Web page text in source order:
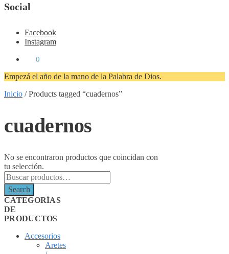
Social
Facebook
Instagram
0
Empezá el año de la mano de la Palabra de Dios.
Inicio /Products tagged “cuadernos”
cuadernos
No se encontraron productos que coincidan con
tu selección.
Search
for:
Search
CATEGORÍAS
DE
PRODUCTOS
Accesorios
Aretes